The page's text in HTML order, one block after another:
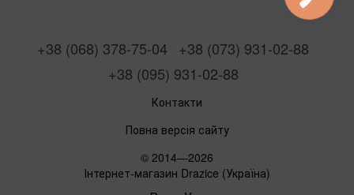
+38 (068) 378-75-04
+38 (073) 931-02-88
+38 (095) 931-02-88
Контакти
Повна версія сайту
© 2014—2026
Інтернет-магазин Drazice (Україна)